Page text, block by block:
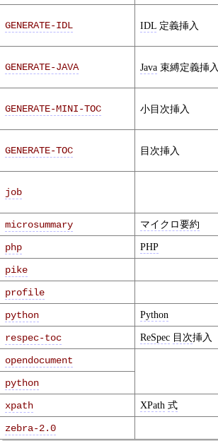
GENERATE-IDL IDL 定義挿入
GENERATE-JAVA Java 束縛定義挿入
GENERATE-MINI-TOC 小目次挿入
GENERATE-TOC 目次挿入
job
microsummary マイクロ要約
php PHP
pike
profile
python
Python
respec-toc ReSpec 目次挿入
opendocument
python
xpath
XPath 式
zebra-2.0